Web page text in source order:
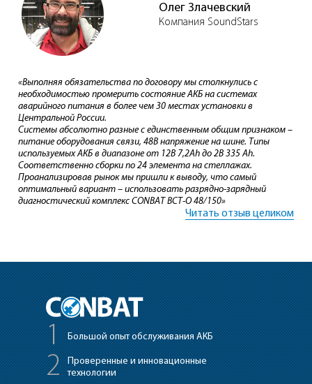
Олег Злачевский
Компания SoundStars
«Выполняя обязательства по договору мы столкнулись с
необходимостью промерить состояние АКБ на системах
аварийного питания в более чем 30 местах установки в
Центральной России.
Системы абсолютно разные с единственным общим признаком –
питание оборудования связи, 48В напряжение на шине. Типы
используемых АКБ в диапазоне от 12В 7,2Ah до 2В 335 Ah.
Соответственно сборки по 24 элемента на стеллажах.
Проанализировав рынок мы пришли к выводу, что самый
оптимальный вариант – использовать разрядно-зарядный
диагностический комплекс CONBAT BCT-О 48/150»
Читать отзыв целиком
1 Большой опыт обслуживания АКБ
2 Проверенныеи инновационные
технологии